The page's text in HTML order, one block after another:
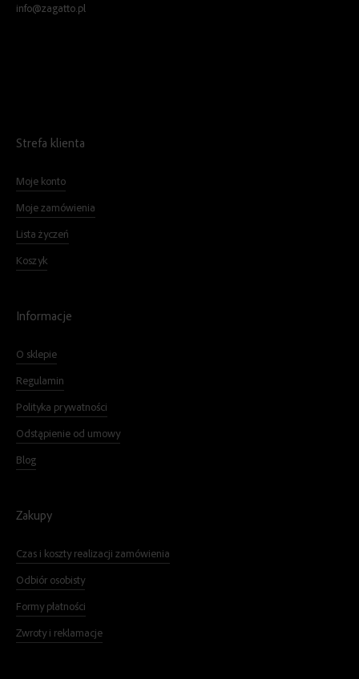
info@zagatto.pl
Strefa klienta
Moje konto
Moje zamówienia
Lista życzeń
Koszyk
Informacje
O sklepie
Regulamin
Polityka prywatności
Odstąpienie od umowy
Blog
Zakupy
Czas i koszty realizacji zamówienia
Odbiór osobisty
Formy płatności
Zwroty i reklamacje